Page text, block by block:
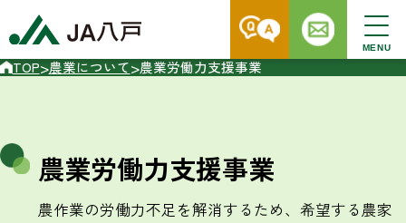
MENU
TOP>農業について>農業労働力支援事業
農業労働力支援事業
農作業の労働力不足を解消するため、希望する農家